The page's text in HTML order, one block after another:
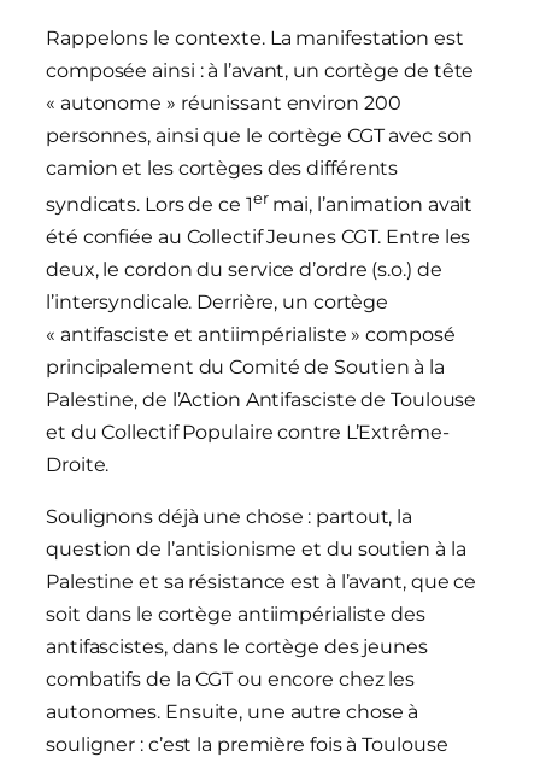
Rappelons le contexte. La manifestation est
composée ainsi : à l’avant, un cortège de tête
« autonome » réunissant environ 200
personnes, ainsi que le cortège CGT avec son
camion et les cortèges des différents
syndicats. Lors de ce 1ermai, l’animation avait
été confiée au Collectif Jeunes CGT. Entre les
deux, le cordon du service d’ordre (s.o.) de
l’intersyndicale. Derrière, un cortège
« antifasciste et antiimpérialiste » composé
principalement du Comité de Soutien à la
Palestine, de l’Action Antifasciste de Toulouse
et du Collectif Populaire contre L’Extrême-
Droite.
Soulignons déjà une chose : partout, la
question de l’antisionisme et du soutien à la
Palestine et sa résistance est à l’avant, que ce
soit dans le cortège antiimpérialiste des
antifascistes, dans le cortège des jeunes
combatifs de la CGT ou encore chez les
autonomes. Ensuite, une autre chose à
souligner : c’est la première fois à Toulouse